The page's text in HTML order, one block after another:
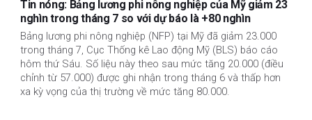
Tin nóng: Bảng lương phi nông nghiệp của Mỹ giảm 23
nghìn trong tháng 7 so với dự báo là +80 nghìn
Bảng lương phi nông nghiệp (NFP) tại Mỹ đã giảm 23.000
trong tháng 7, Cục Thống kê Lao động Mỹ (BLS) báo cáo
hôm thứ Sáu. Số liệu này theo sau mức tăng 20.000 (điều
chỉnh từ 57.000) được ghi nhận trong tháng 6 và thấp hơn
xa kỳ vọng của thị trường về mức tăng 80.000.